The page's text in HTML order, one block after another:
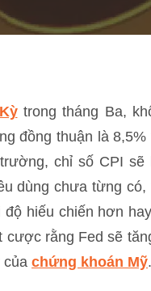
trong tháng Ba,
đồng thuận là
chỉ số CPI sẽ
dùng chưa từng
hiếu chiến hơn
rằng Fed sẽ
của chứng khoán Mỹ.